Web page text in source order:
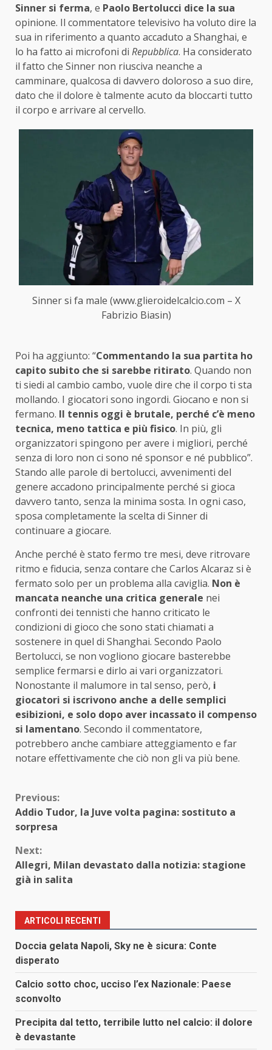
Sinner si ferma, e Paolo Bertolucci dice la sua
opinione. Il commentatore televisivo ha voluto dire la
sua in riferimento a quanto accaduto a Shanghai, e
lo ha fatto ai microfoni di Repubblica. Ha considerato
il fatto che Sinner non riusciva neanche a
camminare, qualcosa di davvero doloroso a suo dire,
dato che il dolore è talmente acuto da bloccarti tutto
il corpo e arrivare al cervello.
Sinner si fa male (www.glieroidelcalcio.com – X
Fabrizio Biasin)
Poi ha aggiunto: “Commentando la sua partita ho
capito subito che si sarebbe ritirato. Quando non
ti siedi al cambio cambo, vuole dire che il corpo ti sta
mollando. I giocatori sono ingordi. Giocano e non si
fermano. Il tennis oggi è brutale, perché c’è meno
tecnica, meno tattica e più fisico. In più, gli
organizzatori spingono per avere i migliori, perché
senza di loro non ci sono né sponsor e né pubblico”.
Stando alle parole di bertolucci, avvenimenti del
genere accadono principalmente perché si gioca
davvero tanto, senza la minima sosta. In ogni caso,
sposa completamente la scelta di Sinner di
continuare a giocare.
Anche perché è stato fermo tre mesi, deve ritrovare
ritmo e fiducia, senza contare che Carlos Alcaraz si è
fermato solo per un problema alla caviglia. Non è
mancata neanche una critica generale nei
confronti dei tennisti che hanno criticato le
condizioni di gioco che sono stati chiamati a
sostenere in quel di Shanghai. Secondo Paolo
Bertolucci, se non vogliono giocare basterebbe
semplice fermarsi e dirlo ai vari organizzatori.
Nonostante il malumore in tal senso, però, i
giocatori si iscrivono anche a delle semplici
esibizioni, e solo dopo aver incassato il compenso
si lamentano. Secondo il commentatore,
potrebbero anche cambiare atteggiamento e far
notare effettivamente che ciò non gli va più bene.
Continue
Reading
Previous:
Addio Tudor, la Juve volta pagina: sostituto a
sorpresa
Next:
Allegri, Milan devastato dalla notizia: stagione
già in salita
ARTICOLI RECENTI
Doccia gelata Napoli, Sky ne è sicura: Conte
disperato
Calcio sotto choc, ucciso l’ex Nazionale: Paese
sconvolto
Precipita dal tetto, terribile lutto nel calcio: il dolore
è devastante